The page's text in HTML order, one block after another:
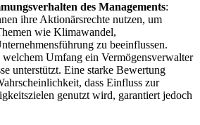
des Managements:
ihre Aktionärsrechte nutzen, um
wie Klimawandel,
zu beeinflussen.
Umfang ein Vermögensverwalter
unterstützt. Eine starke Bewertung
dass Einfluss zur
genutzt wird, garantiert jedoch